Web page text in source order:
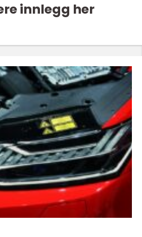
innlegg her